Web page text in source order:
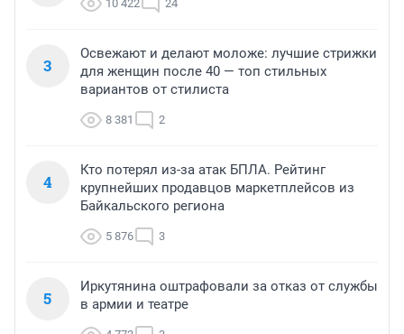
10 422 24
3
Освежают и делают моложе: лучшие стрижки
для женщин после 40 — топ стильных
вариантов от стилиста
8 381 2
4
Кто потерял из-за атак БПЛА. Рейтинг
крупнейших продавцов маркетплейсов из
Байкальского региона
5 876 3
5
Иркутянина оштрафовали за отказ от службы
в армии и театре